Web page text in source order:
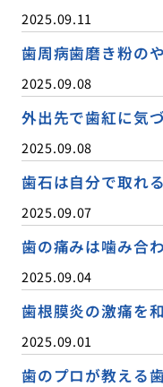
2025.09.11
歯周病歯磨き粉の
2025.09.08
外出先で歯紅に気
2025.09.08
歯石は自分で取れ
2025.09.07
歯の痛みは噛み合
2025.09.04
歯根膜炎の激痛を
2025.09.01
歯のプロが教える